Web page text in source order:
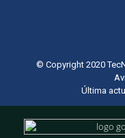
© Copyright 2020
Última